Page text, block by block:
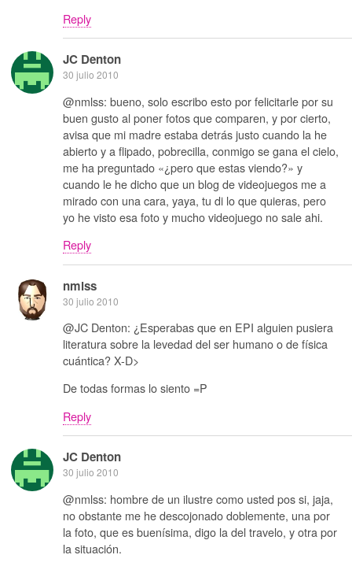
Reply
JC Denton
30 julio 2010
@nmlss: bueno, solo escribo esto por felicitarle por su
buen gusto al poner fotos que comparen, y por cierto,
avisa que mi madre estaba detrás justo cuando la he
abierto y a flipado, pobrecilla, conmigo se gana el cielo,
me ha preguntado «¿pero que estas viendo?» y
cuando le he dicho que un blog de videojuegos me a
mirado con una cara, yaya, tu di lo que quieras, pero
yo he visto esa foto y mucho videojuego no sale ahi.
Reply
nmlss
30 julio 2010
@JC Denton: ¿Esperabas que en EPI alguien pusiera
literatura sobre la levedad del ser humano o de física
cuántica? X-D>
De todas formas lo siento =P
Reply
JC Denton
30 julio 2010
@nmlss: hombre de un ilustre como usted pos si, jaja,
no obstante me he descojonado doblemente, una por
la foto, que es buenísima, digo la del travelo, y otra por
la situación.